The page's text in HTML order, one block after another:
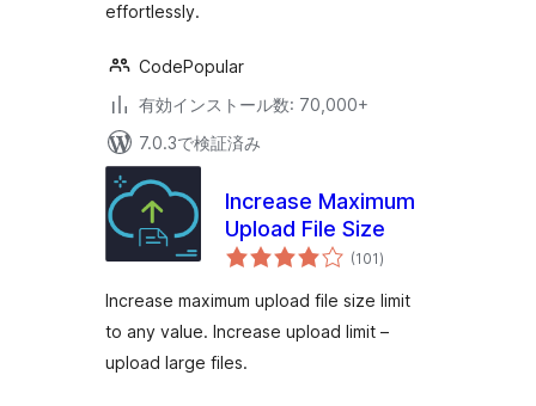
effortlessly.
CodePopular
有効インストール数: 70,000+
7.0.3で検証済み
Increase Maximum
Upload File Size
(101個
の
価
)
Increase maximum upload file size limit
to any value. Increase upload limit –
upload large files.